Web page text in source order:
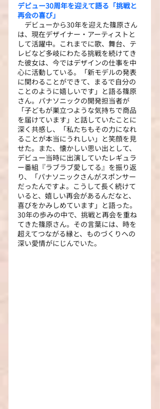
デビュー30周年を迎えて語る「挑戦と
再会の喜び」
デビューから30年を迎えた篠原さん
は、現在デザイナー・アーティストと
して活躍中。これまでに歌、舞台、テ
レビなど多岐にわたる挑戦を続けてき
た彼女は、今ではデザインの仕事を中
心に活動している。「新モデルの発表
に関わることができて、まるで自分の
ことのように嬉しいです」と語る篠原
さん。パナソニックの開発担当者が
「子どもが巣立つような気持ちで商品
を届けています」と話していたことに
深く共感し、「私たちもその力になれ
ることが本当にうれしい」と笑顔を見
せた。また、懐かしい思い出として、
デビュー当時に出演していたレギュラ
ー番組『ラブラブ愛してる』を振り返
り、「パナソニックさんがスポンサー
だったんですよ。こうして長く続けて
いると、嬉しい再会があるんだなと、
喜びをかみしめています」と語った。
30年の歩みの中で、挑戦と再会を重ね
てきた篠原さん。その言葉には、時を
超えてつながる縁と、ものづくりへの
深い愛情がにじんでいた。